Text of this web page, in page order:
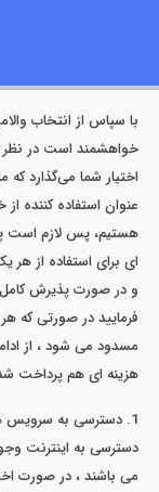
با سپاس از انتخاب
خواهشمند است در نظر
اختیار شما می‌گذارد
عنوان استفاده کننده
هستیم، پس لازم است
ای برای استفاده از هر
و در صورت پذیرش کامل
فرمایید در صورتی که
مسدود می شود ، از
هزینه ای هم پرداخت
1. دسترسی به سرویس
دسترسی به اینترنت
می باشند ، در صورت